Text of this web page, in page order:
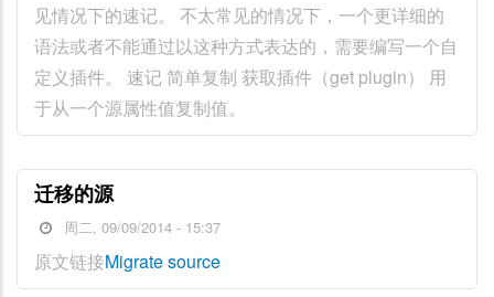
见情况下的速记。 不太常见的情况下，一个更详细的
语法或者不能通过以这种方式表达的，需要编写一个自
定义插件。 速记 简单复制 获取插件（get plugin） 用
于从一个源属性值复制值。
迁移的源
周二, 09/09/2014 - 15:37
原文链接Migrate source